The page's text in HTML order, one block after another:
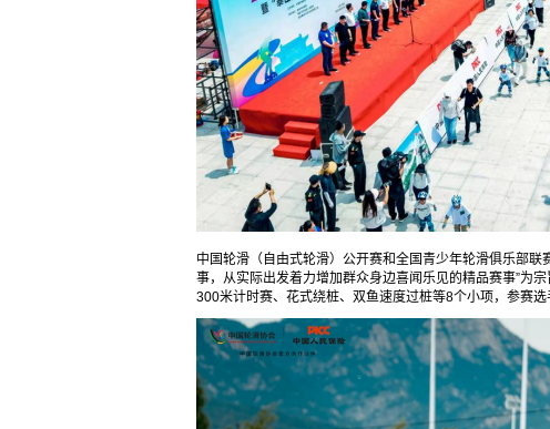
中国轮滑（自由式轮滑）公开赛和全国青少年轮滑俱乐部
事，从实际出发着力增加群众身边喜闻乐见的精品赛事”为
300米计时赛、花式绕桩、双鱼速度过桩等8个小项，参赛选